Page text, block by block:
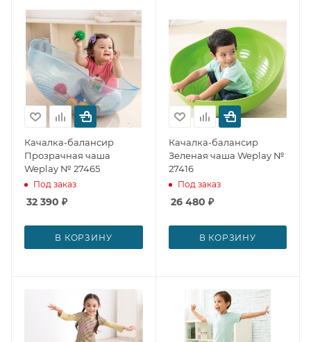
Качалка-балансир
Прозрачная чаша
Weplay № 27465
Под заказ
32 390 ₽
В КОРЗИНУ
Качалка-балансир
Зеленая чаша Weplay №
27416
Под заказ
26 480 ₽
В КОРЗИНУ